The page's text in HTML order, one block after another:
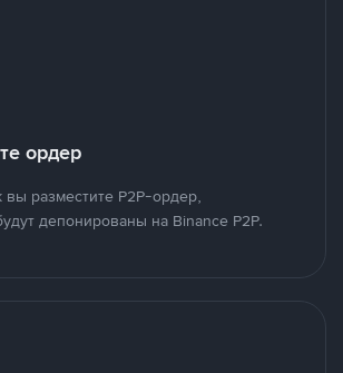
ордер
вы разместите P2P-ордер,
депонированы на Binance P2P.